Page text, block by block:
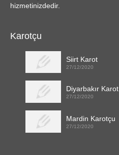
hizmetinizdedir.
Karotçu
Siirt Karot
27/12/2020
Diyarbakır Karot
27/12/2020
Mardin Karotçu
27/12/2020